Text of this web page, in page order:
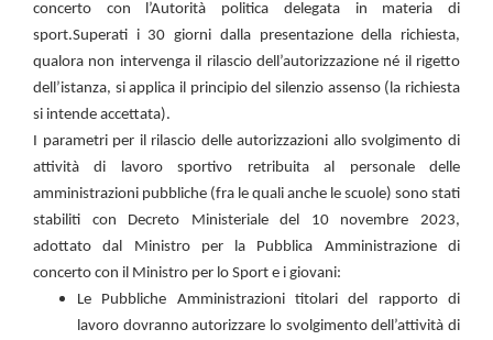
concerto con l’Autorità politica delegata in materia di
sport.Superati i 30 giorni dalla presentazione della richiesta,
qualora non intervenga il rilascio dell’autorizzazione né il rigetto
dell’istanza, si applica il principio del silenzio assenso (la richiesta
si intende accettata).
I parametri per il rilascio delle autorizzazioni allo svolgimento di
attività di lavoro sportivo retribuita al personale delle
amministrazioni pubbliche (fra le quali anche le scuole) sono stati
stabiliti con Decreto Ministeriale del 10 novembre 2023,
adottato dal Ministro per la Pubblica Amministrazione di
concerto con il Ministro per lo Sport e i giovani:
Le Pubbliche Amministrazioni titolari del rapporto di
lavoro dovranno autorizzare lo svolgimento dell’attività di